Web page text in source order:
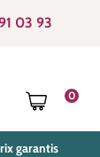
03 93
0
LE
garantis